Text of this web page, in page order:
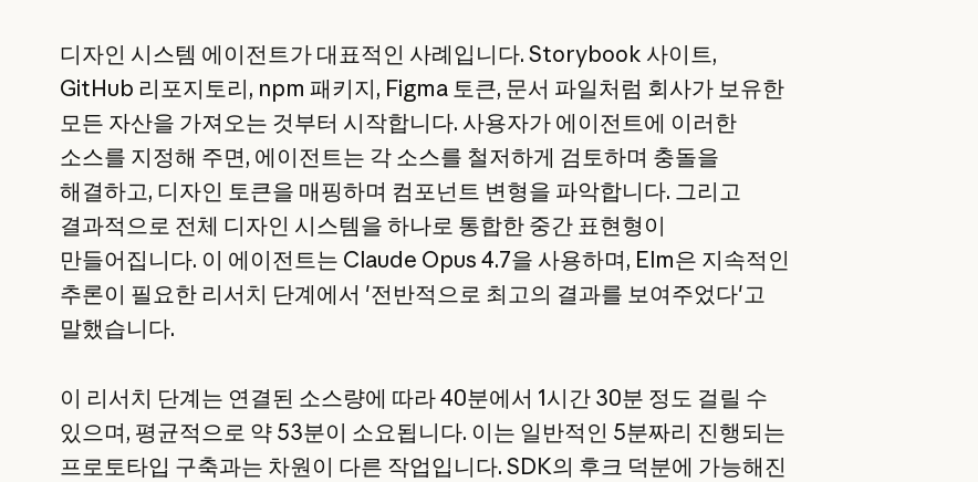
디자인 시스템 에이전트가 대표적인 사례입니다. Storybook 사이트,
GitHub 리포지토리, npm 패키지, Figma 토큰, 문서 파일처럼 회사가 보유한
모든 자산을 가져오는 것부터 시작합니다. 사용자가 에이전트에 이러한
소스를 지정해 주면, 에이전트는 각 소스를 철저하게 검토하며 충돌을
해결하고, 디자인 토큰을 매핑하며 컴포넌트 변형을 파악합니다. 그리고
결과적으로 전체 디자인 시스템을 하나로 통합한 중간 표현형이
만들어집니다. 이 에이전트는 Claude Opus 4.7을 사용하며, Elm은 지속적인
추론이 필요한 리서치 단계에서 '전반적으로 최고의 결과를 보여주었다'고
말했습니다.
이 리서치 단계는 연결된 소스량에 따라 40분에서 1시간 30분 정도 걸릴 수
있으며, 평균적으로 약 53분이 소요됩니다. 이는 일반적인 5분짜리 진행되는
프로토타입 구축과는 차원이 다른 작업입니다. SDK의 후크 덕분에 가능해진